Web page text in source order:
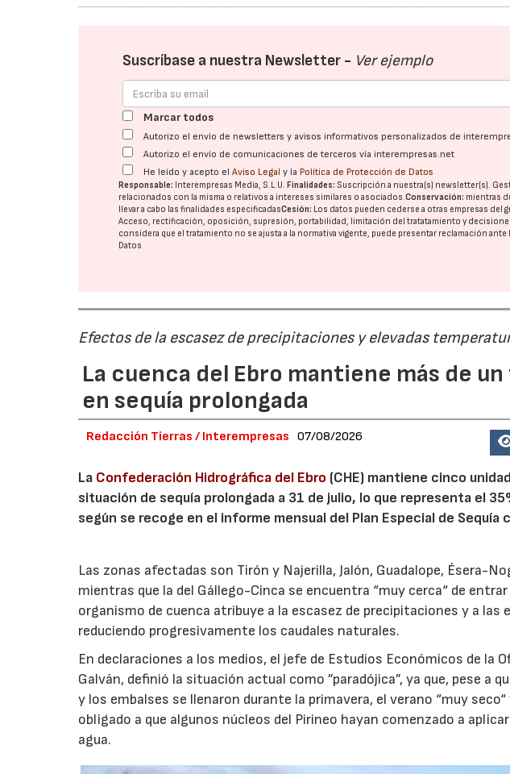
Suscríbase a nuestra Newsletter - Ver ejemplo
Marcar todos
Autorizo el envío de newsletters y avisos informativos personalizados de
Autorizo el envío de comunicaciones de terceros vía interempresas.net
He leído y acepto elAviso Legal y la Política de Protección de Datos
Responsable: Interempresas Media, S.L.U. Finalidades: Suscripción a nuestra(s) newsletter(s).
relacionados con la misma o relativos a intereses similares o asociados.Conservación: mientras
llevar a cabo las finalidades especificadasCesión: Los datos pueden cederse a otras empresas del
Acceso, rectificación, oposición, supresión, portabilidad, limitación del tratatamiento y
considera que el tratamiento no se ajusta a la normativa vigente, puede presentar reclamación ante
Datos
Efectos de la escasez de precipitaciones y elevadas
La cuenca del Ebro mantiene más de
en sequía prolongada
Redacción Tierras / Interempresas 07/08/2026
La Confederación Hidrográfica del Ebro (CHE) mantiene cinco
situación de sequía prolongada a 31 de julio, lo que representa el
según se recoge en el informe mensual del Plan Especial de
Las zonas afectadas son Tirón y Najerilla, Jalón, Guadalope, Ésera-
mientras que la del Gállego-Cinca se encuentra “muy cerca“ de
organismo de cuenca atribuye a la escasez de precipitaciones y a las
reduciendo progresivamente los caudales naturales.
En declaraciones a los medios, el jefe de Estudios Económicos de la
Galván, definió la situación actual como ”paradójica”, ya que, pese a
y los embalses se llenaron durante la primavera, el verano “muy
obligado a que algunos núcleos del Pirineo hayan comenzado a
agua.